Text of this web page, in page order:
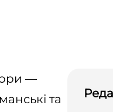
—
та